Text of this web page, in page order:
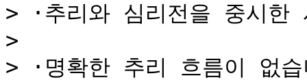
> ·추리와 심리전을 중시한
>
> ·명확한 추리 흐름이 없